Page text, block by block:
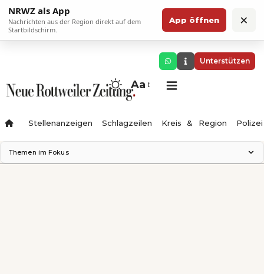
NRWZ als App
Nachrichten aus der Region direkt auf dem
Startbildschirm.
App öffnen ×
Unterstützen
Aa
Stellenanzeigen Schlagzeilen Kreis & Region Polizei
Themen im Fokus